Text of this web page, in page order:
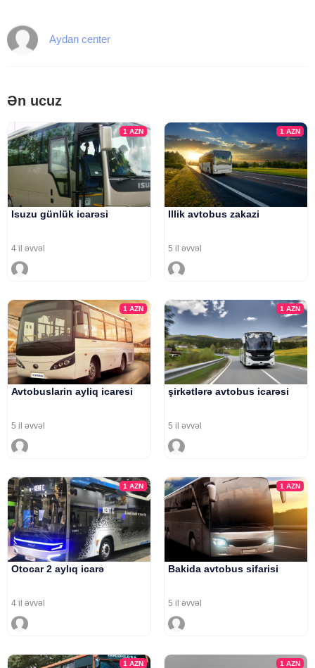
Aydan center
Ən ucuz
1AZN
Isuzu günlük icarəsi
4 il əvvəl
1 AZN
Illik avtobus zakazi
5 il əvvəl
1AZN
Avtobuslarin ayliq icaresi
5 il əvvəl
1 AZN
şirkətlərə avtobus icarəsi
5 il əvvəl
1AZN
Otocar 2 aylıq icarə
4 il əvvəl
1 AZN
Bakida avtobus sifarisi
5 il əvvəl
1AZN 1 AZN